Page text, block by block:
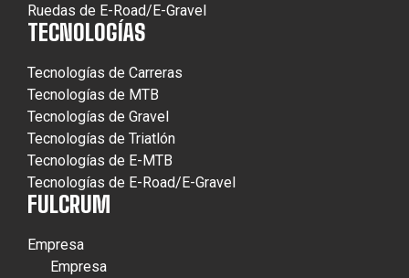
Ruedas de E-Road/E-Gravel
TECNOLOGÍAS
Tecnologías de Carreras
Tecnologías de MTB
Tecnologías de Gravel
Tecnologías de Triatlón
Tecnologías de E-MTB
Tecnologías de E-Road/E-Gravel
FULCRUM
Empresa
Empresa